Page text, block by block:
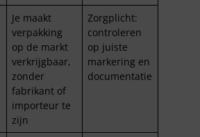
Je maakt
verpakking
op de markt
verkrijgbaar,
zonder
fabrikant of
importeur te
zijn
Zorgplicht:
controleren
op juiste
markering en
documentatie